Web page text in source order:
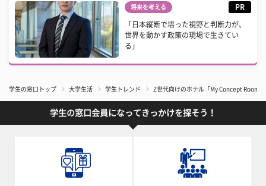
将来を考える PR
「日本縦断で培った視野と判断力が、
世界を動かす政策の現場で生きてい
る」
学生の窓口トップ 大学生活 学生トレンド Z世代向けのホテル「My Concept Room
学生の窓口会員になってきっかけを探そう！